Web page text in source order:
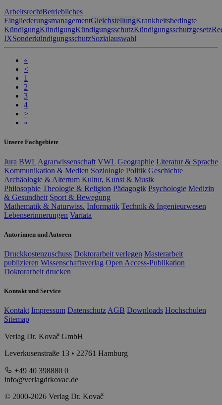
ArbeitsrechtBetriebliches
EingliederungsmanagementGleichstellungKrankheitsbedingte
KündigungKündigungKündigungsschutzKündigungsschutzgesetz
IXSonderkündigungsschutzSozialauswahl
«
<
1
2
3
4
>
»
Unsere Fachgebiete
Jura BWL Agrarwissenschaft VWL Geographie Literatur & Sprache
Kommunikation & Medien Soziologie Politik Geschichte
Archäologie & Altertum Kultur, Kunst & Musik
Philosophie Theologie & Religion Pädagogik Psychologie Medizin
& Gesundheit Sport & Bewegung
Mathematik & Naturwiss. Informatik Technik & Ingenieurwesen
Lebenserinnerungen Variata
Autorinnen und Autoren
Druckkostenzuschuss Doktorarbeit verlegen Masterarbeit
publizieren Wissenschaftsverlag Open Access-Publikation
Doktorarbeit drucken
Kontakt und Service
Kontakt Impressum Datenschutz AGB Downloads Hochschulen
Sitemap
Verlag Dr. Kovač GmbH
Leverkusenstraße 13 • 22761 Hamburg
+49 40 398880 0
info@verlagdrkovac.de
© 2000-2026 Verlag Dr. Kovač